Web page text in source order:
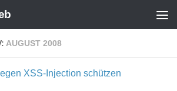
AUGUST 2008